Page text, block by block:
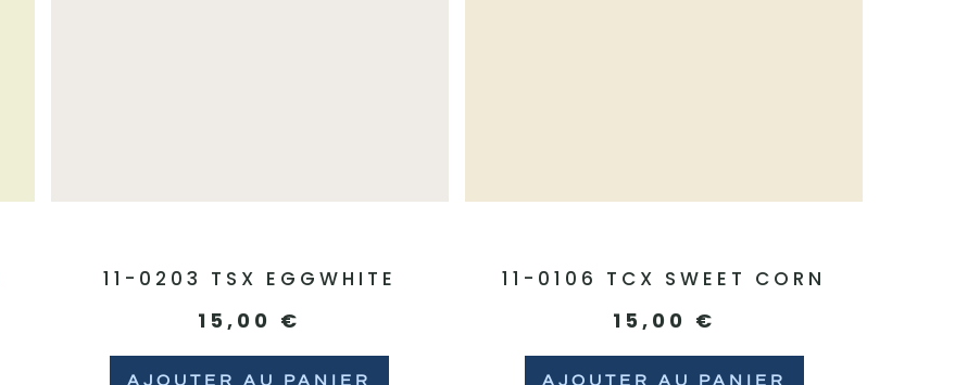
11-0203 TSX EGGWHITE
15,00 €
AJOUTER AU PANIER
11-0106 TCX SWEET CORN
15,00 €
AJOUTER AU PANIER